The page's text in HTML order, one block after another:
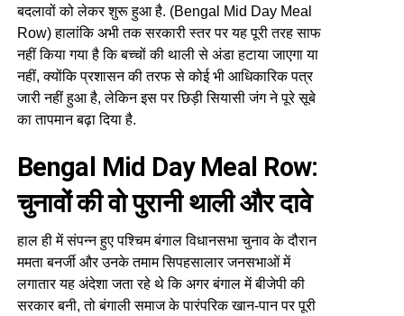
बदलावों को लेकर शुरू हुआ है. (Bengal Mid Day Meal
Row) हालांकि अभी तक सरकारी स्तर पर यह पूरी तरह साफ
नहीं किया गया है कि बच्चों की थाली से अंडा हटाया जाएगा या
नहीं, क्योंकि प्रशासन की तरफ से कोई भी आधिकारिक पत्र
जारी नहीं हुआ है, लेकिन इस पर छिड़ी सियासी जंग ने पूरे सूबे
का तापमान बढ़ा दिया है.
Bengal Mid Day Meal Row:
चुनावों की वो पुरानी थाली और दावे
हाल ही में संपन्न हुए पश्चिम बंगाल विधानसभा चुनाव के दौरान
ममता बनर्जी और उनके तमाम सिपहसालार जनसभाओं में
लगातार यह अंदेशा जता रहे थे कि अगर बंगाल में बीजेपी की
सरकार बनी, तो बंगाली समाज के पारंपरिक खान-पान पर पूरी